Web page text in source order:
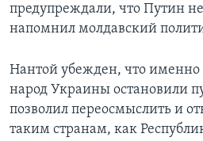
предупреждали, что Путин
напомнил молдавский
Нантой убежден, что именно
народ Украины остановили
позволил переосмыслить и
таким странам, как